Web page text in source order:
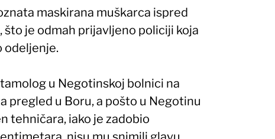
maskirana muškarca ispred
što je odmah prijavljeno policiji koja
odeljenje.
u Negotinskoj bolnici na
pregled u Boru, a pošto u Negotinu
tehničara, iako je zadobio